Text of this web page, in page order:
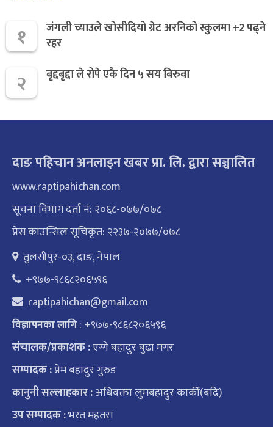
१
जंगली च्याउले खोसीदियो ग्रेट अरनिको स्कुलमा +2 पढ्ने
रहर
२ बृद्दबृद्दा ले रोपे एकै दिन ५ सय बिरुवा
दाङ पहिचान अनलाइन खबर प्रा. लि. द्वारा सञ्चालित
www.raptipahichan.com
सूचना विभाग दर्ता नं: २०६८-०७७/०७८
प्रेस काउन्सिल सूचिकृत: २२३७-२०७७/०७८
तुलसीपुर-०३, दाङ, नेपाल
+९७७-९८६८२०६५९६
raptipahichan@gmail.com
विज्ञापनका लागि: +९७७-९८६८२०६५९६
संचालक/प्रकाशक :एग्गे बहादुर बुढा मगर
सम्पादक :प्रेम बहादुर गुरुङ
कानुनी सल्लाहकार :अधिवक्ता लुमबहादुर कार्की(बद्रि)
उप सम्पादक :भरत महतरा